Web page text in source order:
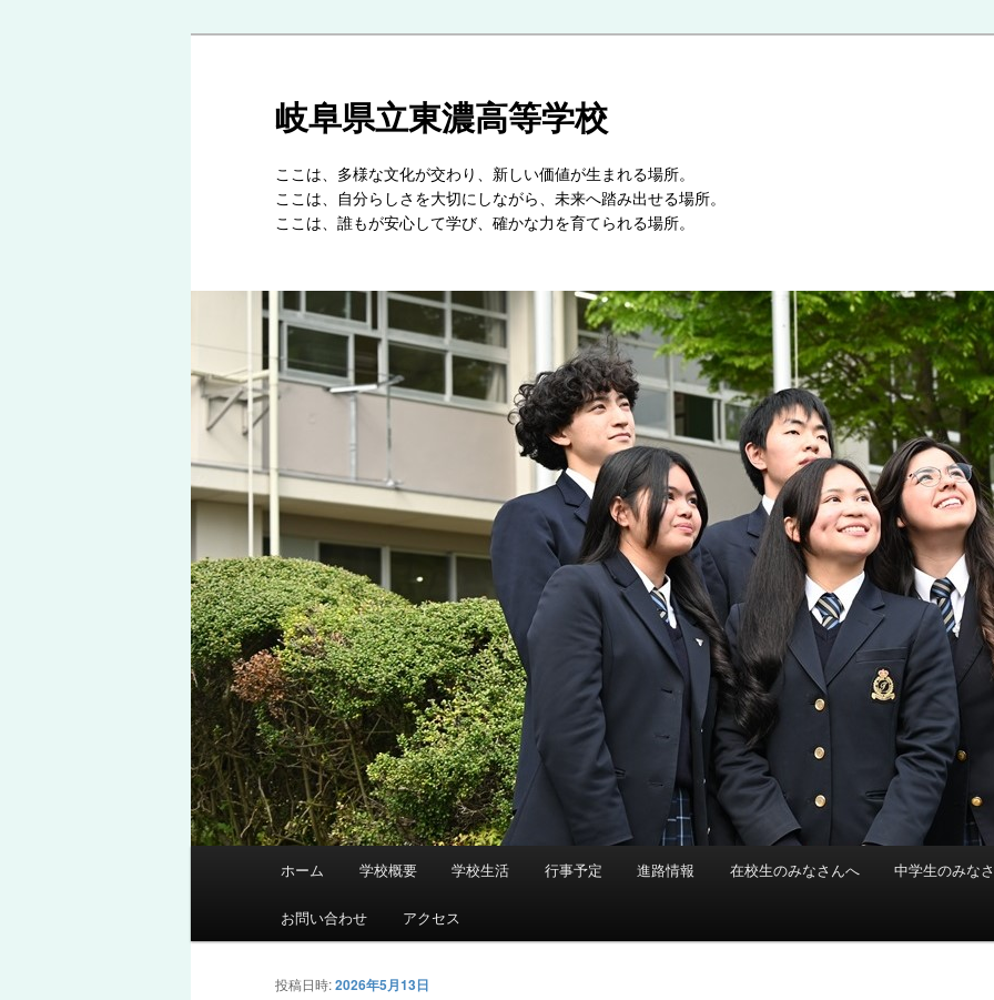
岐阜県立東濃高等学校
ここは、多様な文化が交わり、新しい価値が生まれる場所。
ここは、自分らしさを大切にしながら、未来へ踏み出せる場所。
ここは、誰もが安心して学び、確かな力を育てられる場所。
メ
メ
イ
ン
ホーム 学校概要 学校生活 行事予定 進路情報 在校生のみなさんへ 中学生のみな
お問い合わせ アクセス
投稿日時:2026年5月13日